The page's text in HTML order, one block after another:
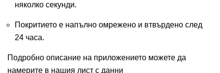
няколко секунди.
Покритието е напълно омрежено и втвърдено след
24 часа.
Подробно описание на приложението можете да
намерите в нашия лист с данни